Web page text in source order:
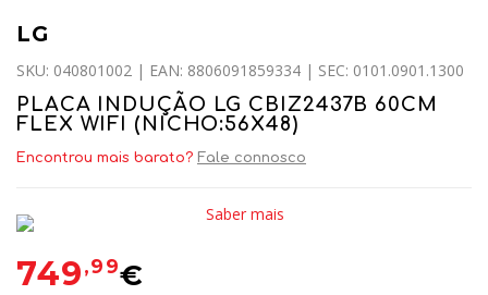
LG
SKU: 040801002 | EAN: 8806091859334 | SEC: 0101.0901.1300
PLACA INDUÇÃO LG CBIZ2437B 60CM
FLEX WIFI (NICHO:56X48)
Encontrou mais barato? Fale connosco
Saber mais
749,99€